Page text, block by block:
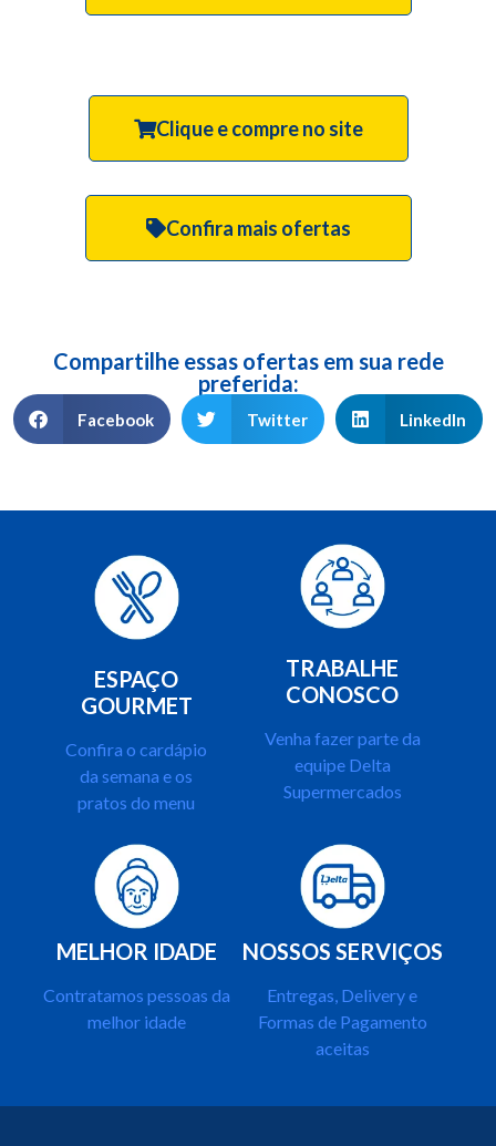
Clique e compre no site
Confira mais ofertas
Compartilhe essas ofertas em sua rede
preferida:
Facebook Twitter LinkedIn
ESPAÇO
GOURMET
Confira o cardápio
da semana e os
pratos do menu
TRABALHE
CONOSCO
Venha fazer parte da
equipe Delta
Supermercados
MELHOR IDADE
Contratamos pessoas da
melhor idade
NOSSOS SERVIÇOS
Entregas, Delivery e
Formas de Pagamento
aceitas